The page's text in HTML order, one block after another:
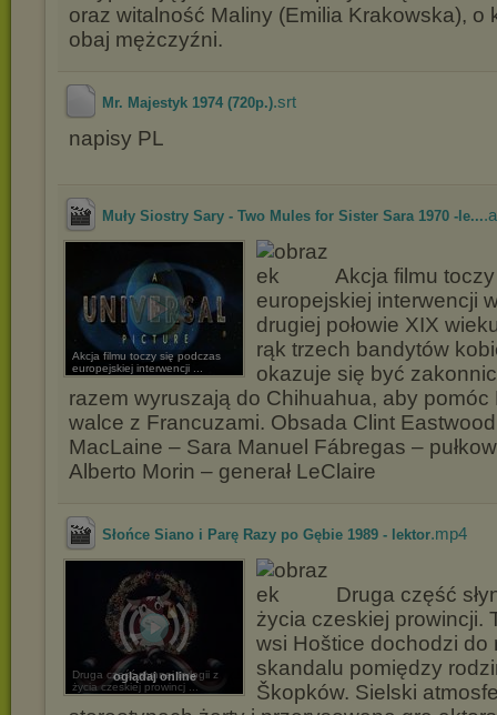
oraz witalność Maliny (Emilia Krakowska), o
obaj mężczyźni.
Mr. Majestyk 1974 (720p.).srt
napisy PL
Muły Siostry Sary - Two Mules for Sister Sara 1970 -le...
Akcja filmu toczy się podczas
europejskiej interwencji ...
Akcja filmu
europejskiej interwencji
drugiej połowie XIX
rąk trzech bandytów
okazuje się być
razem wyruszają do Chihuahua, aby
walce z Francuzami. Obsada Clint
MacLaine – Sara Manuel Fábregas –
Alberto Morin – generał LeClaire
Słońce Siano i Parę Razy po Gębie 1989 - lektor.mp4
oglądaj online
Druga część słynnej trylogii z
życia czeskiej prowincj ...
Druga część
życia czeskiej prowincji.
wsi Hoštice dochodzi do
skandalu pomiędzy
Škopków. Sielski